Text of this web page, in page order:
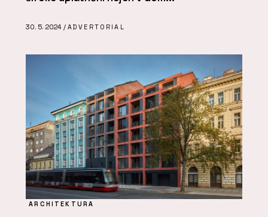
30. 5. 2024 / ADVERTORIAL
ARCHITEKTURA